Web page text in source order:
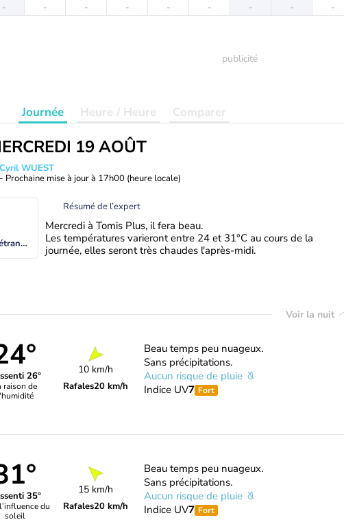
- - - - - - - - -
Journée Heure / Heure Comparer
19 AOÛT
Cyril WUEST
- Prochaine mise à jour à 17h00 (heure locale)
Actualités Météo à l'étranger
Résumé de l’expert
Mercredi à Tomis Plus, il fera beau.
Les températures varieront entre 24 et 31°C au cours de la
journée, elles seront très chaudes l'après-midi.
Voir la nuit
26°
raison de
10 km/h
Rafales20 km/h
Beau temps peu nuageux.
Sans précipitations.
Aucun risque de pluie
Indice UV7 Fort
35°
du
soleil
15 km/h
Rafales20 km/h
Beau temps peu nuageux.
Sans précipitations.
Aucun risque de pluie
Indice UV7 Fort